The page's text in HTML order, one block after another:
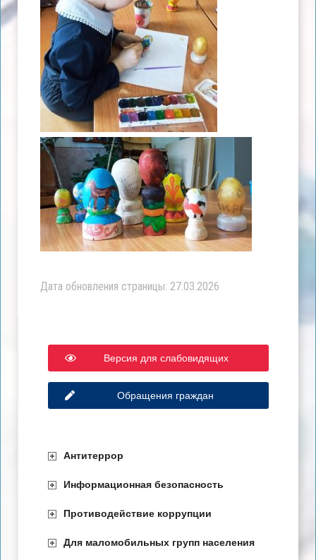
Дата обновления страницы: 27.03.2026
Версия для слабовидящих
Обращения граждан
Антитеррор
Информационная безопасность
Противодействие коррупции
Для маломобильных групп населения